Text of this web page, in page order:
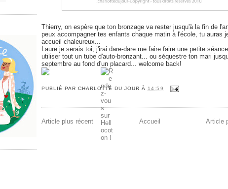
Thierry, on espère que ton bronzage va rester jusqu'à la fin de
peux accompagner tes enfants chaque matin à l'école, tu auras
accueil chaleureux...
Laure je serais toi, j'irai dare-dare me faire faire une petite
utiliser tout un tube d'auto-bronzant... ou séquestre ton mari
septembre au fond d'un placard... welcome back!
PUBLIÉ PARCHARLOTTE DU JOUR À 14:59
Article plus récent Article
Accueil